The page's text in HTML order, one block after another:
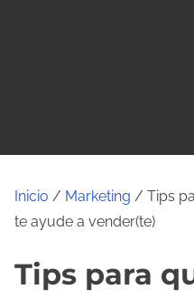
Inicio / Marketing / Tips
te ayude a vender(te)
Tips para